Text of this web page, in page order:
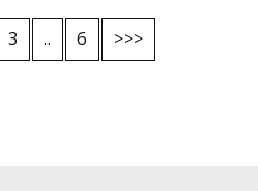
3 .. 6 >>>